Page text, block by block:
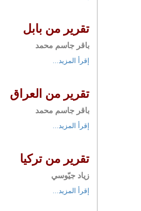
تقرير من بابل
باقر جاسم محمد
إقرأ المزيد...
تقرير من العراق
باقر جاسم محمد
إقرأ المزيد...
تقرير من تركيا
زياد جيّوسي
إقرأ المزيد...